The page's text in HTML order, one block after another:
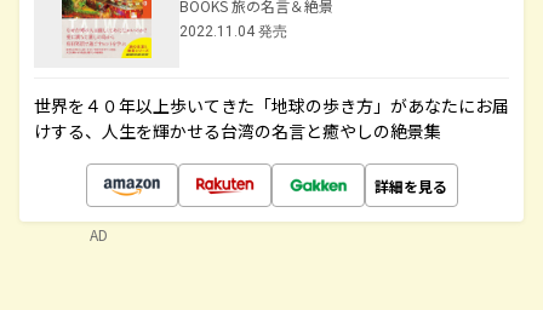
BOOKS 旅の名言＆絶景
2022.11.04 発売
世界を４０年以上歩いてきた「地球の歩き方」があなたにお届
けする、人生を輝かせる台湾の名言と癒やしの絶景集
詳細を見る
AD